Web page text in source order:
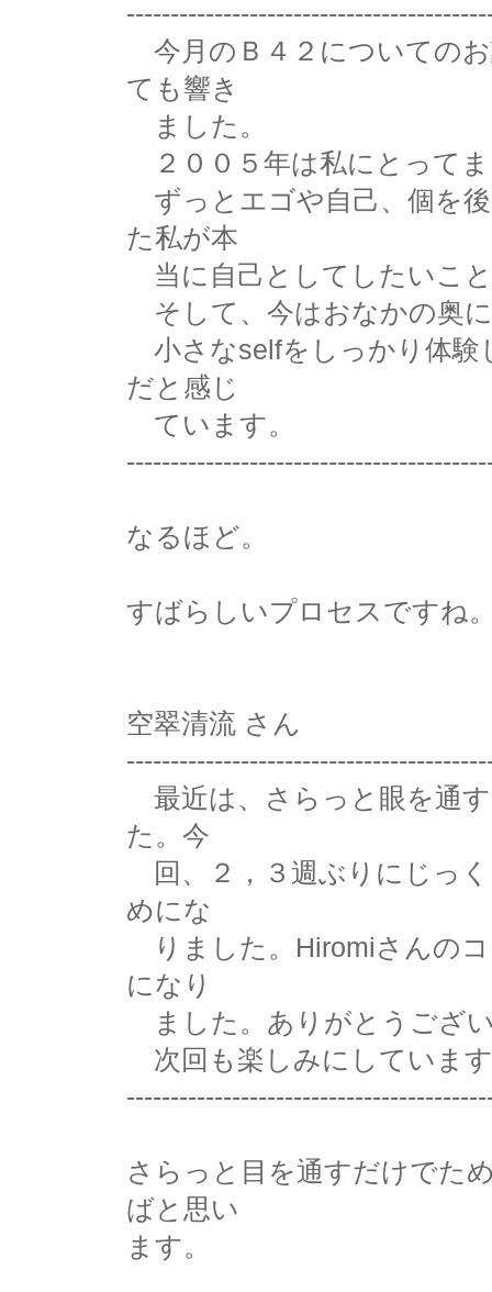
今月のＢ４２についての
ても響き
ました。
２００５年は私にとって
ずっとエゴや自己、個を
た私が本
当に自己としてしたいこ
そして、今はおなかの奥
小さなselfをしっかり体験
だと感じ
ています。
なるほど。
すばらしいプロセスですね
空翠清流 さん
最近は、さらっと眼を通
た。今
回、２，３週ぶりにじっ
めにな
りました。Hiromiさんの
になり
ました。ありがとうござ
次回も楽しみにしていま
さらっと目を通すだけでた
ばと思い
ます。